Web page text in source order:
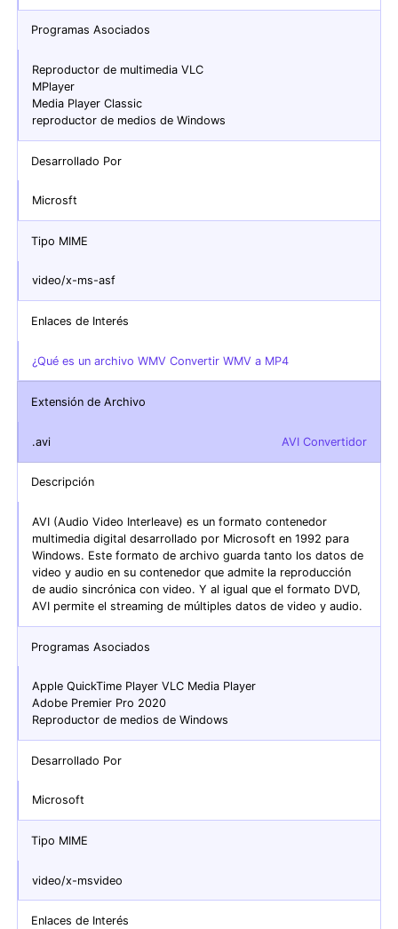
Programas Asociados
Reproductor de multimedia VLC
MPlayer
Media Player Classic
reproductor de medios de Windows
Desarrollado Por
Microsft
Tipo MIME
video/x-ms-asf
Enlaces de Interés
¿Qué es un archivo WMV Convertir WMV a MP4
Extensión de Archivo
.avi AVI Convertidor
Descripción
AVI (Audio Video Interleave) es un formato contenedor
multimedia digital desarrollado por Microsoft en 1992 para
Windows. Este formato de archivo guarda tanto los datos de
video y audio en su contenedor que admite la reproducción
de audio sincrónica con video. Y al igual que el formato DVD,
AVI permite el streaming de múltiples datos de video y audio.
Programas Asociados
Apple QuickTime Player VLC Media Player
Adobe Premier Pro 2020
Reproductor de medios de Windows
Desarrollado Por
Microsoft
Tipo MIME
video/x-msvideo
Enlaces de Interés